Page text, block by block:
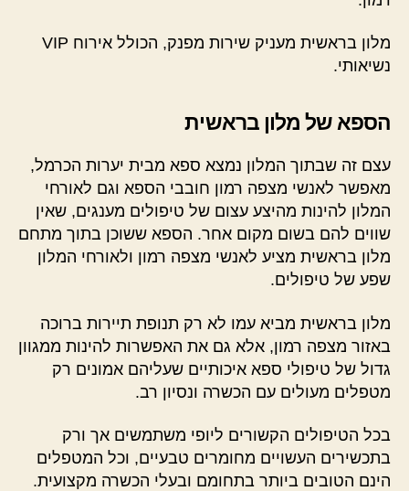
מלון בראשית מעניק שירות מפנק, הכולל אירוח VIP
נשיאותי.
הספא של מלון בראשית
עצם זה שבתוך המלון נמצא ספא מבית יערות הכרמל,
מאפשר לאנשי מצפה רמון חובבי הספא וגם לאורחי
המלון להינות מהיצע עצום של טיפולים מענגים, שאין
שווים להם בשום מקום אחר. הספא ששוכן בתוך מתחם
מלון בראשית מציע לאנשי מצפה רמון ולאורחי המלון
שפע של טיפולים.
מלון בראשית מביא עמו לא רק תנופת תיירות ברוכה
באזור מצפה רמון, אלא גם את האפשרות להינות ממגוון
גדול של טיפולי ספא איכותיים שעליהם אמונים רק
מטפלים מעולים עם הכשרה ונסיון רב.
בכל הטיפולים הקשורים ליופי משתמשים אך ורק
בתכשירים העשויים מחומרים טבעיים, וכל המטפלים
הינם הטובים ביותר בתחומם ובעלי הכשרה מקצועית.